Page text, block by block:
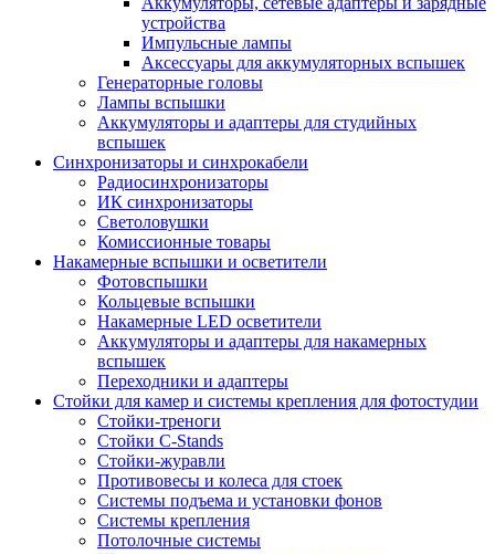
устройства
Импульсные лампы
Аксессуары для аккумуляторных вспышек
Генераторные головы
Лампы вспышки
Аккумуляторы и адаптеры для студийных
вспышек
Синхронизаторы и синхрокабели
Радиосинхронизаторы
ИК синхронизаторы
Светоловушки
Комиссионные товары
Накамерные вспышки и осветители
Фотовспышки
Кольцевые вспышки
Накамерные LED осветители
Аккумуляторы и адаптеры для накамерных
вспышек
Переходники и адаптеры
Стойки для камер и системы крепления для фотостудии
Стойки-треноги
Стойки C-Stands
Стойки-журавли
Противовесы и колеса для стоек
Системы подъема и установки фонов
Системы крепления
Потолочные системы